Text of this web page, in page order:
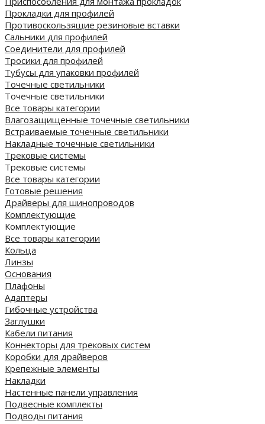
Прокладки для профилей
Противоскользящие резиновые вставки
Сальники для профилей
Соединители для профилей
Тросики для профилей
Тубусы для упаковки профилей
Точечные светильники
Точечные светильники
Все товары категории
Влагозащищенные точечные светильники
Встраиваемые точечные светильники
Накладные точечные светильники
Трековые системы
Трековые системы
Все товары категории
Готовые решения
Драйверы для шинопроводов
Комплектующие
Комплектующие
Все товары категории
Кольца
Линзы
Основания
Плафоны
Адаптеры
Гибочные устройства
Заглушки
Кабели питания
Коннекторы для трековых систем
Коробки для драйверов
Крепежные элементы
Накладки
Настенные панели управления
Подвесные комплекты
Подводы питания